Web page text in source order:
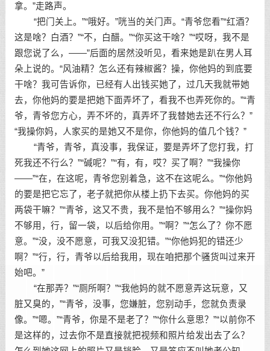
拿。”走路声。
“把门关上。”“哦好。”咣当的关门声。“青爷您看”“红酒？
这是啥？白酒？”“不，白醋。”“你买这干啥？”“哎呀，我不是
跟您说了么，——”后面的居然没听见，看来她是趴在男人耳
朵上说的。“风油精？怎么还有辣椒酱？操，你他妈的到底要
干啥？我可告诉你，已经有人出钱买她了，过几天我就带她
去，你他妈的要是把她下面弄坏了，看我不也弄死你的。”“青
爷，青爷您方心，弄不坏的，真弄坏了我替她去还不行么？”
“我操你妈，人家买的是她又不是你，你他妈的值几个钱？”
“青爷，青爷，真没事，我保证，要是弄坏了您打我，打
死我还不行么？”“碱呢？”“有，有，哎？买了啊？”“我操你
——”“在，在这呢，青爷您别着急，这不在这呢么。”“你他妈
的要是把它忘了，老子就把你从楼上扔下去买。你他妈的买
两袋干嘛？”“青爷，这又不贵，我不是怕不够用么？”“操你妈
不够用，行，留一袋，以后给你用。”“啊？”“怎么了？你不愿
意。”“没，没不愿意，可我又没犯错。”“你他妈犯的错还少
啊？”“行，行，青爷以后给我用，现在咱把那个骚货叫过来开
始吧。”
“在那弄？”“厕所啊？”“我他妈的就不愿意弄这玩意，又
脏又臭的，”“青爷，没事，您嫌脏，您别动手，您就负责录
像。”“嗯。”“青爷，你是不是老了？”“你什么意思？”“以前你不
是这样的，过去你不是直接就把视频和照片给发出去了么？